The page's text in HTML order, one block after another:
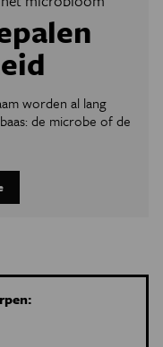
worden al lang
de microbe of de